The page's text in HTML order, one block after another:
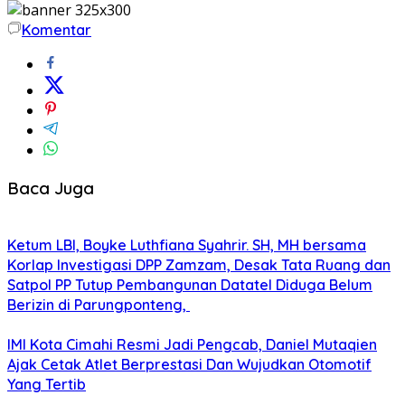
Komentar
Baca Juga
Ketum LBI, Boyke Luthfiana Syahrir. SH, MH bersama
Korlap Investigasi DPP Zamzam, Desak Tata Ruang dan
Satpol PP Tutup Pembangunan Datatel Diduga Belum
Berizin di Parungponteng,
IMI Kota Cimahi Resmi Jadi Pengcab, Daniel Mutaqien
Ajak Cetak Atlet Berprestasi Dan Wujudkan Otomotif
Yang Tertib